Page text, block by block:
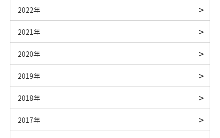
2022年
2021年
2020年
2019年
2018年
2017年